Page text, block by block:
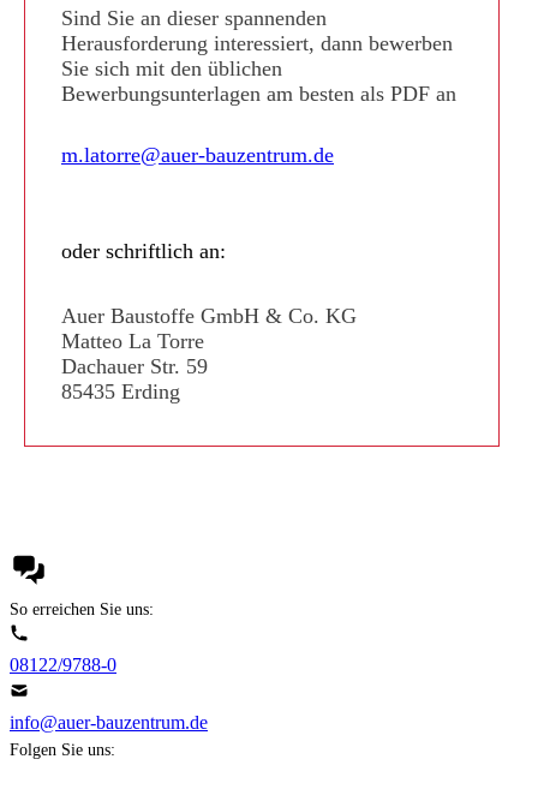
Sind Sie an dieser spannenden
Herausforderung interessiert, dann bewerben
Sie sich mit den üblichen
Bewerbungsunterlagen am besten als PDF an
m.latorre@auer-bauzentrum.de
oder schriftlich an:
Auer Baustoffe GmbH & Co. KG
Matteo La Torre
Dachauer Str. 59
85435 Erding
So erreichen Sie uns:
08122/9788-0
info@auer-bauzentrum.de
Folgen Sie uns: